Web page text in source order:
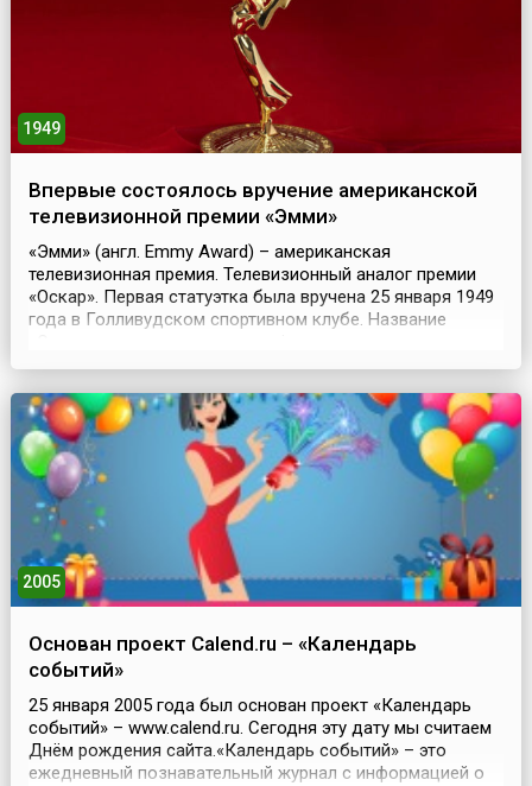
1949
Впервые состоялось вручение американской
телевизионной премии «Эмми»
«Эмми» (англ. Emmy Award) – американская
телевизионная премия. Телевизионный аналог премии
«Оскар». Первая статуэтка была вручена 25 января 1949
года в Голливудском спортивном клубе. Название
катодная трубка в первых телевизионных камерах.
виде крылатой женщины, держащей в руках атом. Атом,
...
2005
Основан проект Calend.ru – «Календарь
событий»
25 января 2005 года был основан проект «Календарь
событий» – www.calend.ru. Сегодня эту дату мы считаем
Днём рождения сайта.«Календарь событий» – это
ежедневный познавательный журнал с информацией о